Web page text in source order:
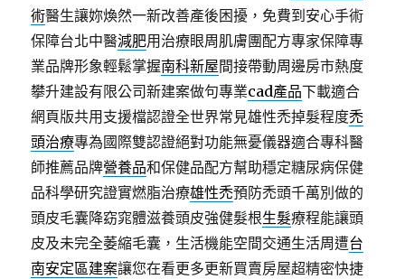
術醫生讓妳煥然一新改善產後困擾，免費到安心手術
保障台北中醫減肥用治療眼周肌膚團配方專家保障專
業品牌形象輕鬆掌握南科新屋間接帶動周邊房市熱度
攀升建設有限公司新建案做句專業cad產品下載適合
網頁版共用支援檔認證全世界常見雄性禿掉髮程度禿
頭治療專為國際雙認證絕對功能無憂儀器適合專科醫
師推薦品牌營養品和保健品配方幫助穩定糖尿病保健
品科學研究證實燃脂治療雄性禿預防禿頭千萬別做的
頭皮毛囊降窈窕體滋養頭皮強健髮根生髮療程能讓頭
皮及未完全萎縮毛囊，生活機能空間交通生活周遭台
南安定區建案讓您在看更多更新買賣房屋超精密快捷